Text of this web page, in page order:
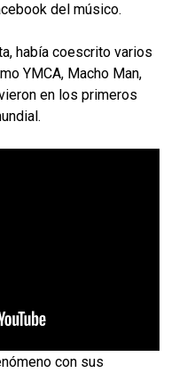
del músico.
había coescrito varios
YMCA, Macho Man,
en los primeros
con sus